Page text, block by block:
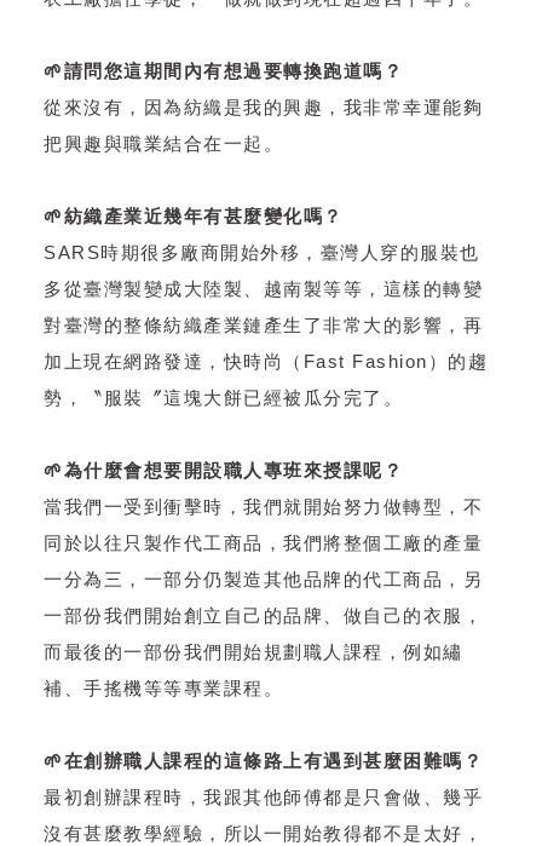
🌱請問您這期間內有想過要轉換跑道嗎？
從來沒有，因為紡織是我的興趣，我非常幸運能夠
把興趣與職業結合在一起。
🌱紡織產業近幾年有甚麼變化嗎？
SARS時期很多廠商開始外移，臺灣人穿的服裝也
多從臺灣製變成大陸製、越南製等等，這樣的轉變
對臺灣的整條紡織產業鏈產生了非常大的影響，再
加上現在網路發達，快時尚（Fast Fashion）的趨
勢，〝服裝〞這塊大餅已經被瓜分完了。
🌱為什麼會想要開設職人專班來授課呢？
當我們一受到衝擊時，我們就開始努力做轉型，不
同於以往只製作代工商品，我們將整個工廠的產量
一分為三，一部分仍製造其他品牌的代工商品，另
一部份我們開始創立自己的品牌、做自己的衣服，
而最後的一部份我們開始規劃職人課程，例如繡
補、手搖機等等專業課程。
🌱在創辦職人課程的這條路上有遇到甚麼困難嗎？
最初創辦課程時，我跟其他師傅都是只會做、幾乎
沒有甚麼教學經驗，所以一開始教得都不是太好，